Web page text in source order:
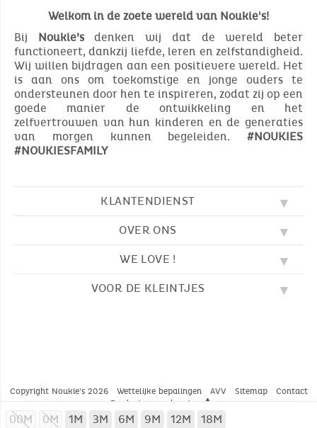
00M 0M 1M 3M 6M 9M 12M 18M
Welkom in de zoete wereld van Noukie's!
Bij Noukie’sdenken wij dat de wereld beter
functioneert, dankzij liefde, leren en zelfstandigheid.
Wij willen bijdragen aan een positievere wereld. Het
is aan ons om toekomstige en jonge ouders te
ondersteunen door hen te inspireren, zodat zij op een
goede manier de ontwikkeling en het
zelfvertrouwen van hun kinderen en de generaties
van morgen kunnen begeleiden. #NOUKIES
#NOUKIESFAMILY
KLANTENDIENST
FAQ
CONTACTEER ONS
AVV
OVER ONS
ONZE WAARDEN
ONS VERHAAL
WE LOVE !
BORDUURWERK
VOOR DE KLEINTJES
Copyright Noukie's 2026 Wettelijke bepalingen AVV Sitemap
Contact
Productwaarschuwing
* VOORWAARDEN LOPENDE AANBIEDINGEN